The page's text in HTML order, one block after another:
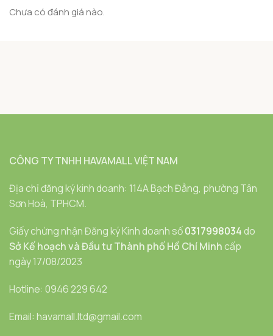
Chưa có đánh giá nào.
CÔNG TY TNHH HAVAMALL VIỆT NAM
Địa chỉ đăng ký kinh doanh: 114A Bạch Đằng, phường Tân
Sơn Hoà, TPHCM.
Giấy chứng nhận Đăng ký Kinh doanh số0317998034 do
Sở Kế hoạch và Đầu tư Thành phố Hồ Chí Minh cấp
ngày 17/08/2023
Hotline: 0946 229 642
Email: havamall.ltd@gmail.com